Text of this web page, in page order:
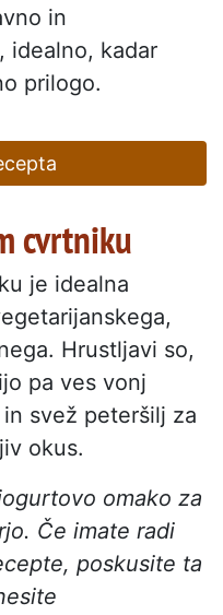
in
idealno, kadar
prilogo.
cvrtniku
je idealna
Hrustljavi so,
pa ves vonj
svež peteršilj za
okus.
omako za
Če imate radi
poskusite ta